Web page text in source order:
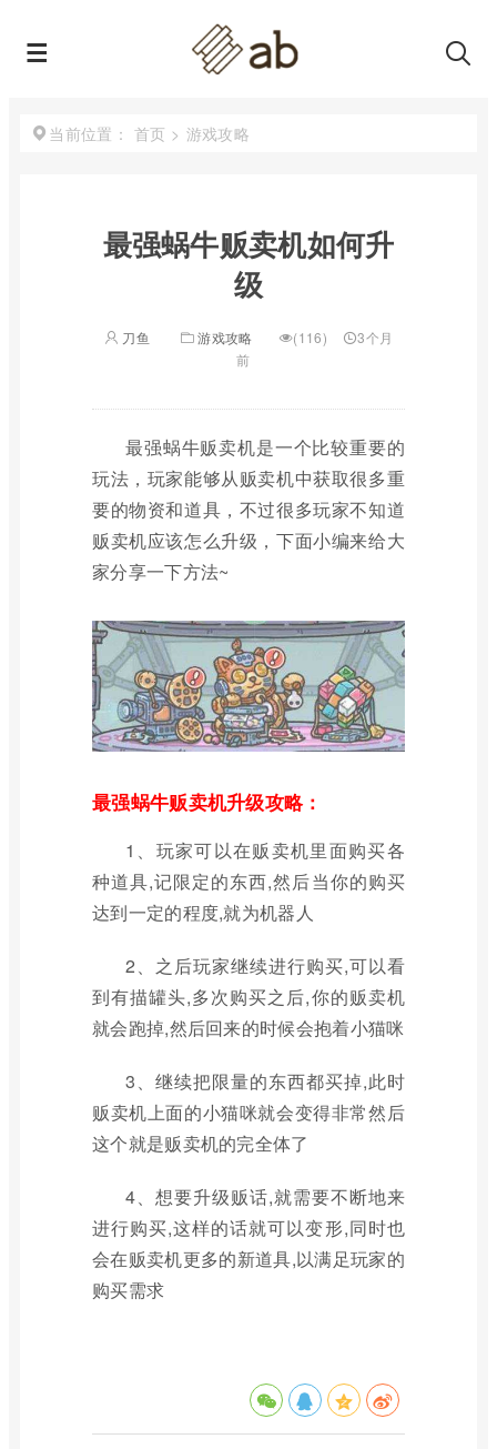
当前位置： 首页 > 游戏攻略
最强蜗牛贩卖机如何升
级
刀鱼 游戏攻略 (116)
3个月
前
最强蜗牛贩卖机是一个比较重要的
玩法，玩家能够从贩卖机中获取很多重
要的物资和道具，不过很多玩家不知道
贩卖机应该怎么升级，下面小编来给大
家分享一下方法~
最强蜗牛贩卖机升级攻略：
1、玩家可以在贩卖机里面购买各
种道具,记限定的东西,然后当你的购买
达到一定的程度,就为机器人
2、之后玩家继续进行购买,可以看
到有描罐头,多次购买之后,你的贩卖机
就会跑掉,然后回来的时候会抱着小猫咪
3、继续把限量的东西都买掉,此时
贩卖机上面的小猫咪就会变得非常然后
这个就是贩卖机的完全体了
4、想要升级贩话,就需要不断地来
进行购买,这样的话就可以变形,同时也
会在贩卖机更多的新道具,以满足玩家的
购买需求